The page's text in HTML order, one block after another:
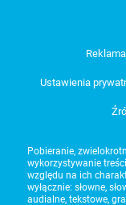
Reklama
Ustawienia
Pobieranie,
wykorzystywanie
względu na ich
wyłącznie: słowne,
audialne, tekstowe,